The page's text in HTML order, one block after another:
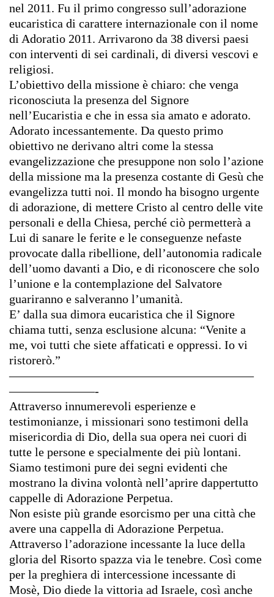
nel 2011. Fu il primo congresso sull’adorazione
eucaristica di carattere internazionale con il nome
di Adoratio 2011. Arrivarono da 38 diversi paesi
con interventi di sei cardinali, di diversi vescovi e
religiosi.
L’obiettivo della missione è chiaro: che venga
riconosciuta la presenza del Signore
nell’Eucaristia e che in essa sia amato e adorato.
Adorato incessantemente. Da questo primo
obiettivo ne derivano altri come la stessa
evangelizzazione che presuppone non solo l’azione
della missione ma la presenza costante di Gesù che
evangelizza tutti noi. Il mondo ha bisogno urgente
di adorazione, di mettere Cristo al centro delle vite
personali e della Chiesa, perché ciò permetterà a
Lui di sanare le ferite e le conseguenze nefaste
provocate dalla ribellione, dell’autonomia radicale
dell’uomo davanti a Dio, e di riconoscere che solo
l’unione e la contemplazione del Salvatore
guariranno e salveranno l’umanità.
E’ dalla sua dimora eucaristica che il Signore
chiama tutti, senza esclusione alcuna: “Venite a
me, voi tutti che siete affaticati e oppressi. Io vi
ristorerò.”
————————————————————
———————-
Attraverso innumerevoli esperienze e
testimonianze, i missionari sono testimoni della
misericordia di Dio, della sua opera nei cuori di
tutte le persone e specialmente dei più lontani.
Siamo testimoni pure dei segni evidenti che
mostrano la divina volontà nell’aprire dappertutto
cappelle di Adorazione Perpetua.
Non esiste più grande esorcismo per una città che
avere una cappella di Adorazione Perpetua.
Attraverso l’adorazione incessante la luce della
gloria del Risorto spazza via le tenebre. Così come
per la preghiera di intercessione incessante di
Mosè, Dio diede la vittoria ad Israele, così anche